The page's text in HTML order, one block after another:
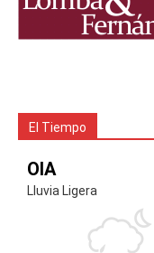
El Tiempo
OIA
Lluvia Ligera